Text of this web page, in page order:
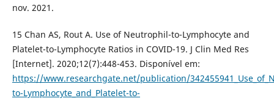
nov. 2021.
15 Chan AS, Rout A. Use of Neutrophil-to-Lymphocyte and
Platelet-to-Lymphocyte Ratios in COVID-19. J Clin Med Res
[Internet]. 2020;12(7):448-453. Disponível em:
https://www.researchgate.net/publication/
to-Lymphocyte_and_Platelet-to-